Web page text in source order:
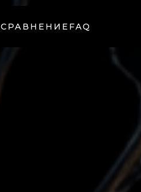
СРАВНЕНИЕ FAQ